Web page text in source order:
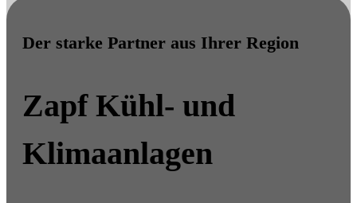
Der starke Partner aus Ihrer Region
Zapf Kühl- und
Klimaanlagen